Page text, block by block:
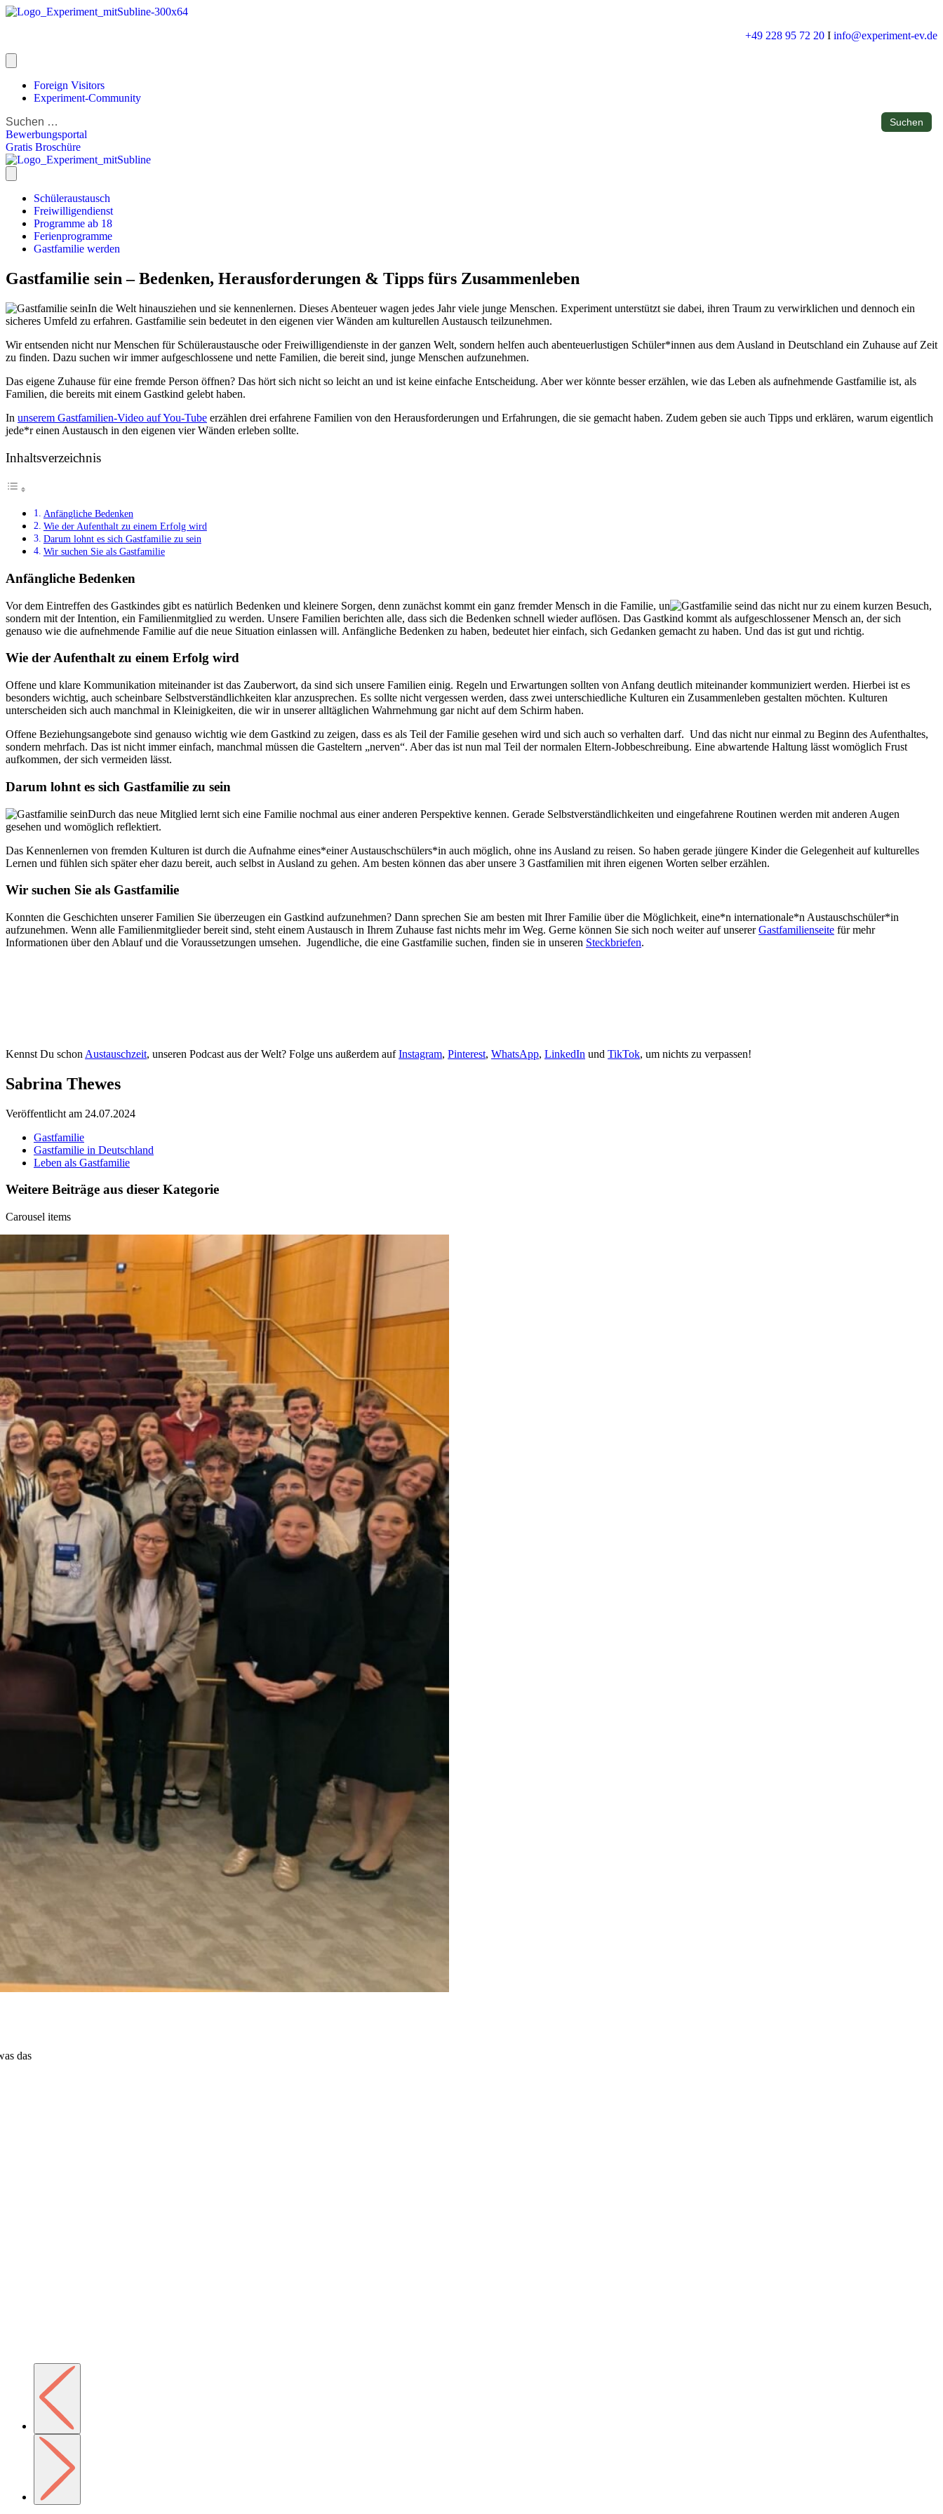
+49 228 95 72 20 I info@experiment-ev.de
Foreign Visitors
Experiment-Community
Bewerbungsportal
Gratis Broschüre
Schüleraustausch
Freiwilligendienst
Programme ab 18
Ferienprogramme
Gastfamilie werden
Gastfamilie sein – Bedenken, Herausforderungen & Tipps fürs Zusammenleben
In die Welt hinausziehen und sie kennenlernen. Dieses Abenteuer wagen jedes Jahr viele junge Menschen. Experiment unterstützt sie dabei, ihren Traum zu verwirklichen und dennoch ein
sicheres Umfeld zu erfahren. Gastfamilie sein bedeutet in den eigenen vier Wänden am kulturellen Austausch teilzunehmen.
Wir entsenden nicht nur Menschen für Schüleraustausche oder Freiwilligendienste in der ganzen Welt, sondern helfen auch abenteuerlustigen Schüler*innen aus dem Ausland in Deutschland ein Zuhause auf Zeit
zu finden. Dazu suchen wir immer aufgeschlossene und nette Familien, die bereit sind, junge Menschen aufzunehmen.
Das eigene Zuhause für eine fremde Person öffnen? Das hört sich nicht so leicht an und ist keine einfache Entscheidung. Aber wer könnte besser erzählen, wie das Leben als aufnehmende Gastfamilie ist, als
Familien, die bereits mit einem Gastkind gelebt haben.
In unserem Gastfamilien-Video auf You-Tube erzählen drei erfahrene Familien von den Herausforderungen und Erfahrungen, die sie gemacht haben. Zudem geben sie auch Tipps und erklären, warum eigentlich
jede*r einen Austausch in den eigenen vier Wänden erleben sollte.
Inhaltsverzeichnis
Anfängliche Bedenken
Wie der Aufenthalt zu einem Erfolg wird
Darum lohnt es sich Gastfamilie zu sein
Wir suchen Sie als Gastfamilie
Anfängliche Bedenken
Vor dem Eintreffen des Gastkindes gibt es natürlich Bedenken und kleinere Sorgen, denn zunächst kommt ein ganz fremder Mensch in die Familie, un
d das nicht nur zu einem kurzen Besuch,
sondern mit der Intention, ein Familienmitglied zu werden. Unsere Familien berichten alle, dass sich die Bedenken schnell wieder auflösen. Das Gastkind kommt als aufgeschlossener Mensch an, der sich
genauso wie die aufnehmende Familie auf die neue Situation einlassen will. Anfängliche Bedenken zu haben, bedeutet hier einfach, sich Gedanken gemacht zu haben. Und das ist gut und richtig.
Wie der Aufenthalt zu einem Erfolg wird
Offene und klare Kommunikation miteinander ist das Zauberwort, da sind sich unsere Familien einig. Regeln und Erwartungen sollten von Anfang deutlich miteinander kommuniziert werden. Hierbei ist es
besonders wichtig, auch scheinbare Selbstverständlichkeiten klar anzusprechen. Es sollte nicht vergessen werden, dass zwei unterschiedliche Kulturen ein Zusammenleben gestalten möchten. Kulturen
unterscheiden sich auch manchmal in Kleinigkeiten, die wir in unserer alltäglichen Wahrnehmung gar nicht auf dem Schirm haben.
Offene Beziehungsangebote sind genauso wichtig wie dem Gastkind zu zeigen, dass es als Teil der Familie gesehen wird und sich auch so verhalten darf. Und das nicht nur einmal zu Beginn des Aufenthaltes,
sondern mehrfach. Das ist nicht immer einfach, manchmal müssen die Gasteltern „nerven“. Aber das ist nun mal Teil der normalen Eltern-Jobbeschreibung. Eine abwartende Haltung lässt womöglich Frust
aufkommen, der sich vermeiden lässt.
Darum lohnt es sich Gastfamilie zu sein
Durch das neue Mitglied lernt sich eine Familie nochmal aus einer anderen Perspektive kennen. Gerade Selbstverständlichkeiten und eingefahrene Routinen werden mit anderen Augen
gesehen und womöglich reflektiert.
Das Kennenlernen von fremden Kulturen ist durch die Aufnahme eines*einer Austauschschülers*in auch möglich, ohne ins Ausland zu reisen. So haben gerade jüngere Kinder die Gelegenheit auf kulturelles
Lernen und fühlen sich später eher dazu bereit, auch selbst in Ausland zu gehen. Am besten können das aber unsere 3 Gastfamilien mit ihren eigenen Worten selber erzählen.
Wir suchen Sie als Gastfamilie
Konnten die Geschichten unserer Familien Sie überzeugen ein Gastkind aufzunehmen? Dann sprechen Sie am besten mit Ihrer Familie über die Möglichkeit, eine*n internationale*n Austauschschüler*in
aufzunehmen. Wenn alle Familienmitglieder bereit sind, steht einem Austausch in Ihrem Zuhause fast nichts mehr im Weg. Gerne können Sie sich noch weiter auf unsererGastfamilienseite für mehr
Informationen über den Ablauf und die Voraussetzungen umsehen. Jugendliche, die eine Gastfamilie suchen, finden sie in unseren Steckbriefen.
Kennst Du schon Austauschzeit, unseren Podcast aus der Welt? Folge uns außerdem aufInstagram, Pinterest, WhatsApp, LinkedIn und TikTok, um nichts zu verpassen!
Sabrina Thewes
Veröffentlicht am 24.07.2024
Gastfamilie
Gastfamilie in Deutschland
Leben als Gastfamilie
Weitere Beiträge aus dieser Kategorie
Carousel items
das